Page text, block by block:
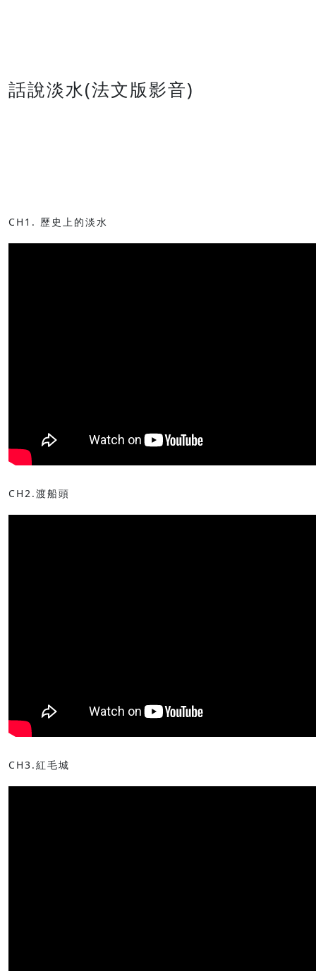
話說淡水(法文版影音)
CH1. 歷史上的淡水
CH2.渡船頭
CH3.紅毛城